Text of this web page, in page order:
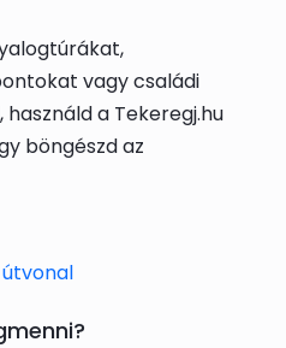
vagy családi
a Tekeregj.hu
böngészd az